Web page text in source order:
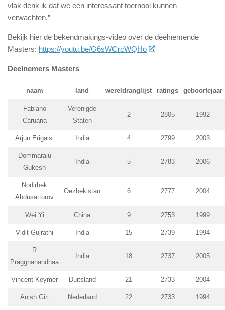
vlak denk ik dat we een interessant toernooi kunnen
verwachten.”
Bekijk hier de bekendmakings-video over de deelnemende
Masters: https://youtu.be/G6sWCrcWQHo
Deelnemers Masters
naam land wereldranglijst ratings geboortejaar
Fabiano
Caruana
Verenigde
Staten
2 2805 1992
Arjun Erigaisi India 4 2799 2003
Dommaraju
Gukesh
India 5 2783 2006
Nodirbek
Abdusattorov
Oezbekistan 6 2777 2004
Wei Yi China 9 2753 1999
Vidit Gujrathi India 15 2739 1994
R
Praggnanandhaa
India 18 2737 2005
Vincent Keymer Duitsland 21 2733 2004
Anish Giri Nederland 22 2733 1994